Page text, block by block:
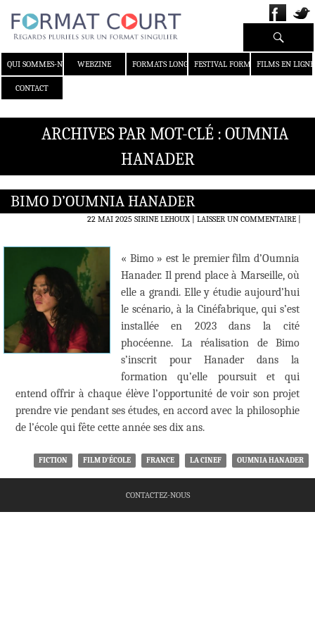
QUI SOMMES-NOUS ?WEBZINE FORMATS LONGS FESTIVAL FORMAT COURT
FILMS EN LIGNE
CONTACT
Recherche
ARCHIVES PAR MOT-CLÉ : OUMNIA
HANADER
BIMO D’OUMNIA HANADER
22 MAI 2025 SIRINE LEHOUX LAISSER UN COMMENTAIRE|
« Bimo » est le premier film d’Oumnia
Hanader. Il prend place à Marseille, où
elle a grandi. Elle y étudie aujourd’hui
le scénario, à la Cinéfabrique, qui s’est
installée en 2023 dans la cité
phocéenne. La réalisation de Bimo
s’inscrit pour Hanader dans la
formation qu’elle poursuit et qui
entend offrir à chaque élève l’opportunité de voir son projet
prendre vie pendant ses études, en accord avec la philosophie
de l’école qui fête cette année ses dix ans.
FICTION FILM D'ÉCOLE FRANCE LA CINEF OUMNIA HANADER
CONTACTEZ-NOUS